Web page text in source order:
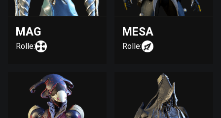
MAG
Rolle:
MESA
Rolle: